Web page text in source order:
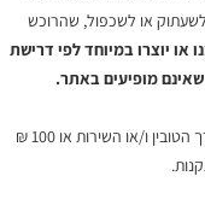
לשעתוק או לשכפול, שהרוכש
או יוצרו במיוחד לפי דרישת
שאינם מופיעים באתר.
• החזר כספי יינתן בניכוי 5% (דמי ביטול) מערך הטובין ו/או השירות או 100 ₪